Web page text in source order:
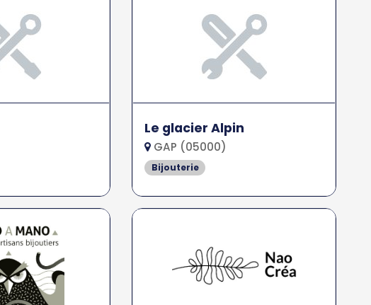
Le glacier Alpin
GAP (05000)
Bijouterie